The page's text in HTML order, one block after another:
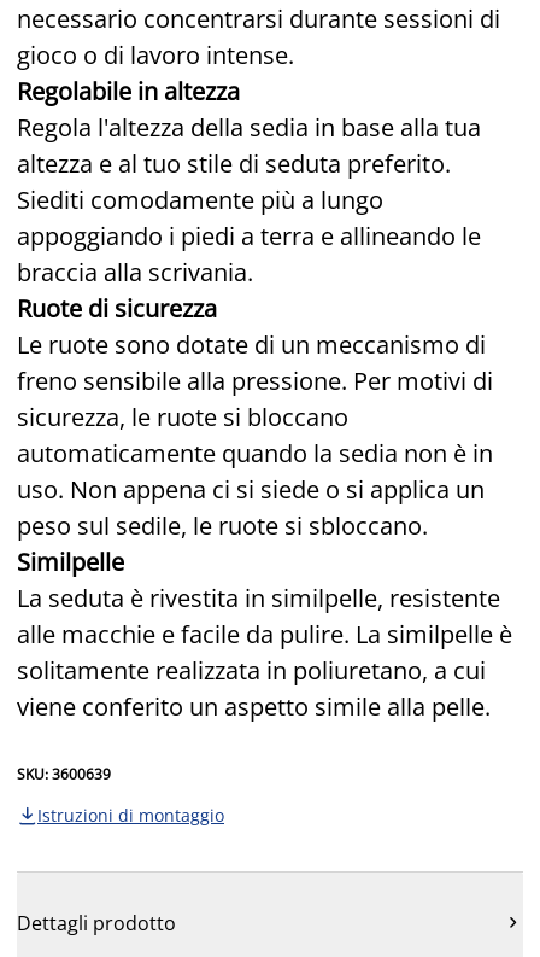
necessario concentrarsi durante sessioni di
gioco o di lavoro intense.
Regolabile in altezza
Regola l'altezza della sedia in base alla tua
altezza e al tuo stile di seduta preferito.
Siediti comodamente più a lungo
appoggiando i piedi a terra e allineando le
braccia alla scrivania.
Ruote di sicurezza
Le ruote sono dotate di un meccanismo di
freno sensibile alla pressione. Per motivi di
sicurezza, le ruote si bloccano
automaticamente quando la sedia non è in
uso. Non appena ci si siede o si applica un
peso sul sedile, le ruote si sbloccano.
Similpelle
La seduta è rivestita in similpelle, resistente
alle macchie e facile da pulire. La similpelle è
solitamente realizzata in poliuretano, a cui
viene conferito un aspetto simile alla pelle.
SKU: 3600639
 Istruzioni di montaggio
Dettagli prodotto 